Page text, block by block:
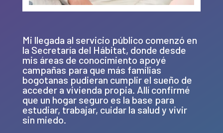
Mi llegada al servicio público comenzó en
la Secretaría del Hábitat, donde desde
mis áreas de conocimiento apoyé
campañas para que más familias
bogotanas pudieran cumplir el sueño de
acceder a vivienda propia. Allí confirmé
que un hogar seguro es la base para
estudiar, trabajar, cuidar la salud y vivir
sin miedo.